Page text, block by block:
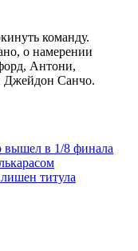
команду.
о намерении
Антони,
Джейдон Санчо.
вышел в 1/8 финала
титула